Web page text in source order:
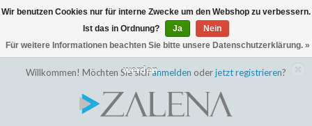
Willkommen! Möchten Sie sichanmelden oderjetzt registrieren?
Wir benutzen Cookies nur für interne Zwecke um den Webshop zu verbessern.
Ist das in Ordnung?
Ja
Nein
Für weitere Informationen beachten Sie bitte unsere Datenschutzerklärung. »
← Zurück zum BackofficeDieser Shop befindet sich im Aufbau
Eventuell können nicht alle Bestellungen eingehalten oder erfüllt
werden.